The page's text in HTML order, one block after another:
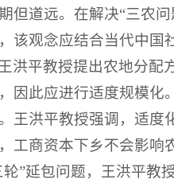
但道远。在解决“三农
该观念应结合当代中国
洪平教授提出农地分配
因此应进行适度规模化
王洪平教授强调，适度
工商资本下乡不会影响
轮”延包问题，王洪平教